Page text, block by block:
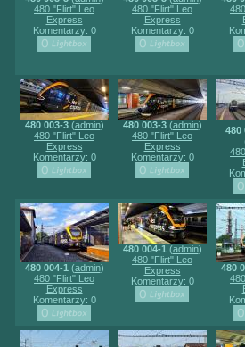
480 "Flirt" Leo
Express
Komentarzy: 0
480 "Flirt" Leo
Express
Komentarzy: 0
480 003-3(admin)
480 "Flirt" Leo
Express
Komentarzy: 0
480 003-3(admin)
480 "Flirt" Leo
Express
Komentarzy: 0
480
480 004-1 (admin)
480 "Flirt" Leo
Express
Komentarzy: 0
480 004-1 (admin)
480 "Flirt" Leo
Express
Komentarzy: 0
480